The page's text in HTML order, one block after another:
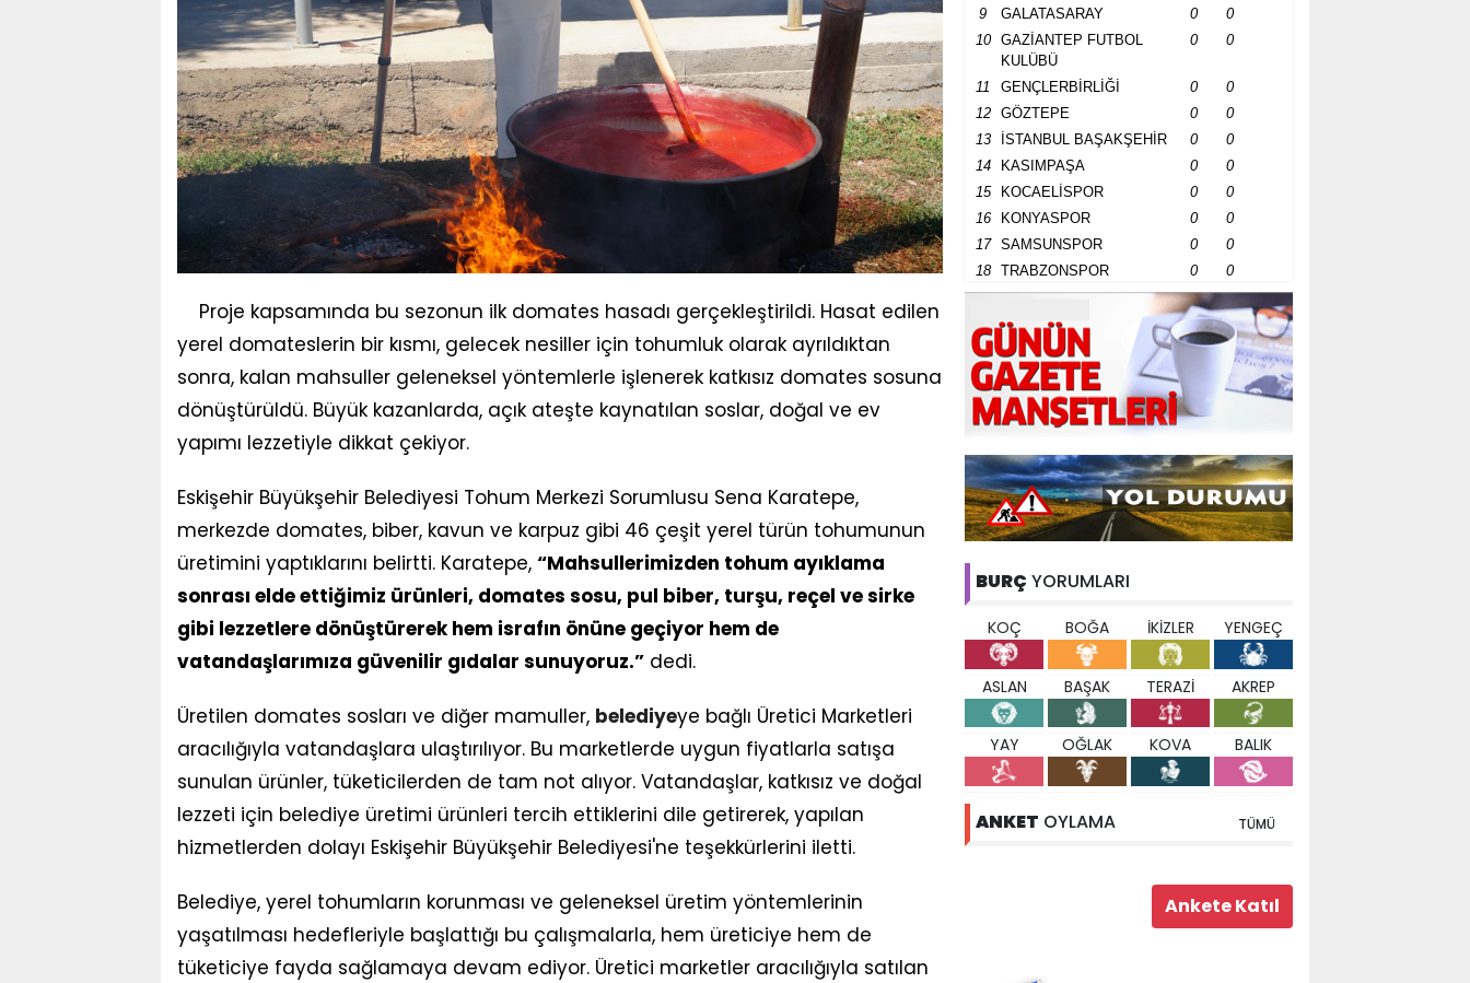
Proje kapsamında bu sezonun ilk domates hasadı gerçekleştirildi. Hasat edilen
yerel domateslerin bir kısmı, gelecek nesiller için tohumluk olarak ayrıldıktan
sonra, kalan mahsuller geleneksel yöntemlerle işlenerek katkısız domates sosuna
dönüştürüldü. Büyük kazanlarda, açık ateşte kaynatılan soslar, doğal ve ev
yapımı lezzetiyle dikkat çekiyor.
Eskişehir Büyükşehir Belediyesi Tohum Merkezi Sorumlusu Sena Karatepe,
merkezde domates, biber, kavun ve karpuz gibi 46 çeşit yerel türün tohumunun
üretimini yaptıklarını belirtti. Karatepe, “Mahsullerimizden tohum ayıklama
sonrası elde ettiğimiz ürünleri, domates sosu, pul biber, turşu, reçel ve sirke
gibi lezzetlere dönüştürerek hem israfın önüne geçiyor hem de
vatandaşlarımıza güvenilir gıdalar sunuyoruz.” dedi.
Üretilen domates sosları ve diğer mamuller, belediyeye bağlı Üretici Marketleri
aracılığıyla vatandaşlara ulaştırılıyor. Bu marketlerde uygun fiyatlarla satışa
sunulan ürünler, tüketicilerden de tam not alıyor. Vatandaşlar, katkısız ve doğal
lezzeti için belediye üretimi ürünleri tercih ettiklerini dile getirerek, yapılan
hizmetlerden dolayı Eskişehir Büyükşehir Belediyesi'ne teşekkürlerini iletti.
Belediye, yerel tohumların korunması ve geleneksel üretim yöntemlerinin
yaşatılması hedefleriyle başlattığı bu çalışmalarla, hem üreticiye hem de
tüketiciye fayda sağlamaya devam ediyor. Üretici marketler aracılığıyla satılan
9
GALATASARAY 0
0
10
GAZİANTEP FUTBOL
KULÜBÜ
0 0
11 GENÇLERBİRLİĞİ 0
0
12
GÖZTEPE 0
0
13
İSTANBUL BAŞAKŞEHİR 0
0
14
KASIMPAŞA 0
0
15
KOCAELİSPOR 0
0
16
KONYASPOR 0
0
17
SAMSUNSPOR 0
0
18
TRABZONSPOR 0 0
BURÇ YORUMLARI
KOÇ BOĞA İKİZLER YENGEÇ
ASLAN BAŞAK TERAZİ AKREP
YAY OĞLAK KOVA BALIK
ANKET OYLAMA TÜMÜ